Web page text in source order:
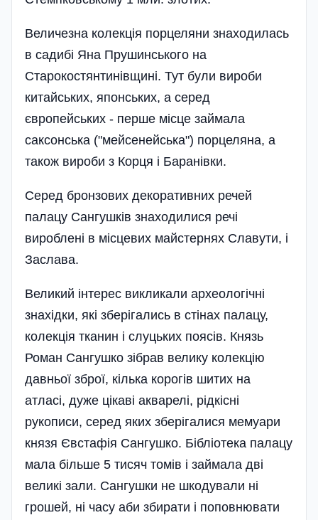
Величезна колекція порцеляни знаходилась
в садибі Яна Прушинського на
Старокостянтинівщині. Тут були вироби
китайських, японських, а серед
європейських - перше місце займала
саксонська ("мейсенейська") порцеляна, а
також вироби з Корця і Баранівки.
Серед бронзових декоративних речей
палацу Сангушків знаходилися речі
вироблені в місцевих майстернях Славути, і
Заслава.
Великий інтерес викликали археологічні
знахідки, які зберігались в стінах палацу,
колекція тканин і слуцьких поясів. Князь
Роман Сангушко зібрав велику колекцію
давньої зброї, кілька корогів шитих на
атласі, дуже цікаві акварелі, рідкісні
рукописи, серед яких зберігалися мемуари
князя Євстафія Сангушко. Бібліотека палацу
мала більше 5 тисяч томів і займала дві
великі зали. Сангушки не шкодували ні
грошей, ні часу аби збирати і поповнювати